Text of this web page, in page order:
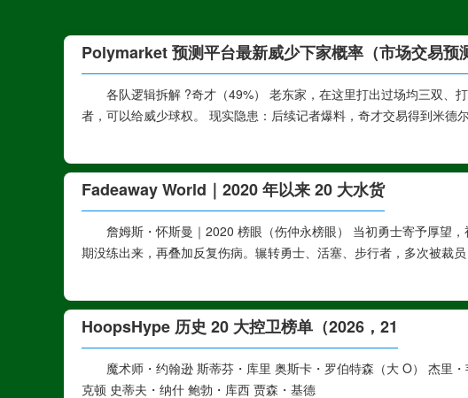
Polymarket 预测平台最新威少下家概率（市场交易预
各队逻辑拆解 ?奇才（49%） 老东家，在这里打出过场均三双、
者，可以给威少球权。 现实隐患：后续记者爆料，奇才交易得到米德
Fadeaway World｜2020 年以来 20 大水货
詹姆斯・怀斯曼｜2020 榜眼（伤仲永榜眼） 当初勇士寄予厚望
期没练出来，再叠加反复伤病。辗转勇士、活塞、步行者，多次被裁
HoopsHype 历史 20 大控卫榜单（2026，21
魔术师・约翰逊 斯蒂芬・库里 奥斯卡・罗伯特森（大 O） 杰里
克顿 史蒂夫・纳什 鲍勃・库西 贾森・基德